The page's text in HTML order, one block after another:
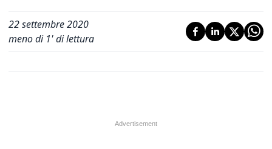
22 settembre 2020
meno di 1' di lettura